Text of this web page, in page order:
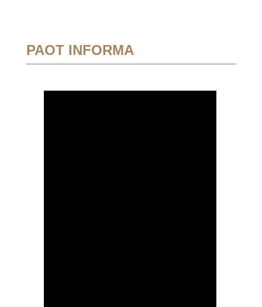
PAOT INFORMA